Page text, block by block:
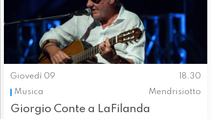
Giovedì 09
18.30
Musica
Mendrisiotto
Giorgio Conte a LaFilanda